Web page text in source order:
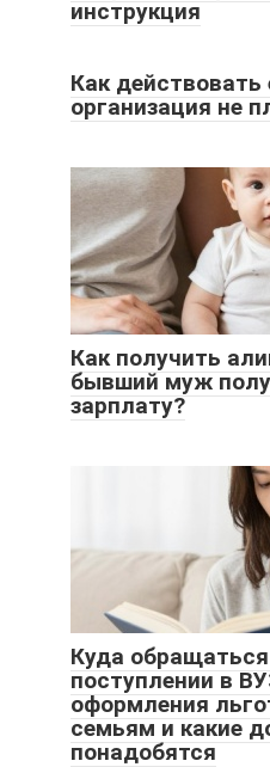
инструкция
Как действовать
организация не
Как получить
бывший муж
зарплату?
Куда
поступлении в
оформления
семьям и какие
понадобятся